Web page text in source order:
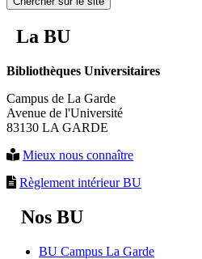
La BU
Bibliothèques Universitaires
Campus de La Garde
Avenue de l'Université
83130 LA GARDE
Mieux nous connaître
Règlement intérieur BU
Nos BU
BU Campus La Garde